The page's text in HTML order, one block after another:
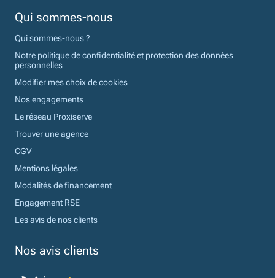
Qui sommes-nous
Qui sommes-nous ?
Notre politique de confidentialité et protection des données
personnelles
Modifier mes choix de cookies
Nos engagements
Le réseau Proxiserve
Trouver une agence
CGV
Mentions légales
Modalités de financement
Engagement RSE
Les avis de nos clients
Nos avis clients